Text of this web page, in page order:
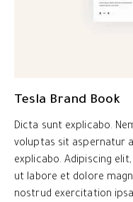
Tesla Brand Book
Dicta sunt explicabo.
voluptas sit aspernatur
explicabo. Adipiscing
ut labore et dolore
nostrud exercitation